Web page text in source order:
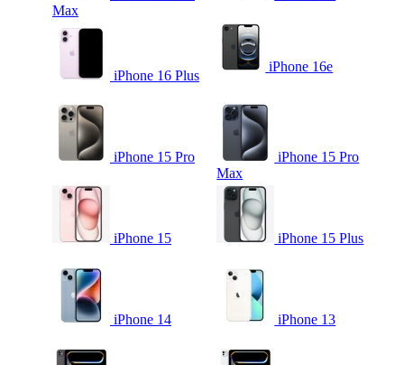
Max
iPhone 16 Plus
iPhone 16e
iPhone 15 Pro
iPhone 15 Pro
Max
iPhone 15 iPhone 15 Plus
iPhone 14 iPhone 13